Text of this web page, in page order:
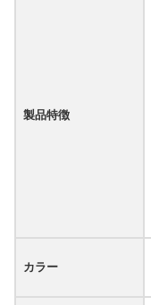
製品特徴
カラー